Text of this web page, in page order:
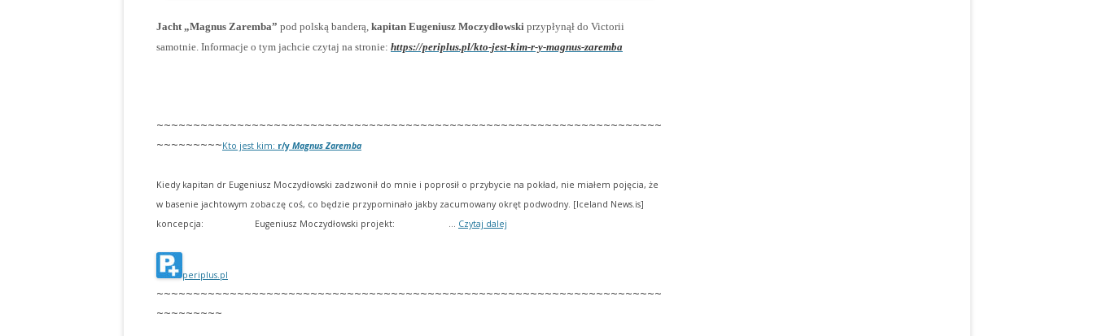
Jacht „Magnus Zaremba” pod polską banderą, kapitan Eugeniusz Moczydłowski przypłynął do Victorii
samotnie. Informacje o tym jachcie czytaj na stronie: https://periplus.pl/kto-jest-kim-r-y-magnus-zaremba
~~~~~~~~~~~~~~~~~~~~~~~~~~~~~~~~~~~~~~~~~~~~~~~~~~~~~~~~~~~~~~~~~~~~~
~~~~~~~~~Kto jest kim: r/y Magnus Zaremba
Kiedy kapitan dr Eugeniusz Moczydłowski zadzwonił do mnie i poprosił o przybycie na pokład, nie miałem pojęcia, że
w basenie jachtowym zobaczę coś, co będzie przypominało jakby zacumowany okręt podwodny. [Iceland News.is]
koncepcja: Eugeniusz Moczydłowski projekt: … Czytaj dalej
periplus.pl
~~~~~~~~~~~~~~~~~~~~~~~~~~~~~~~~~~~~~~~~~~~~~~~~~~~~~~~~~~~~~~~~~~~~~
~~~~~~~~~